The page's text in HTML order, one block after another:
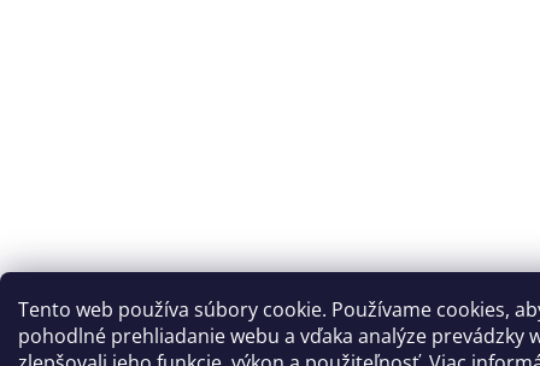
Tento web používa súbory cookie. Používame cookies,
pohodlné prehliadanie webu a vďaka analýze prevádzky